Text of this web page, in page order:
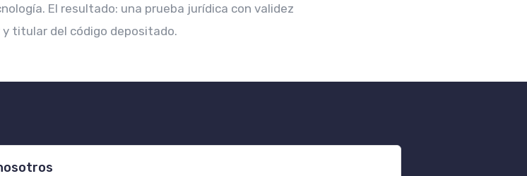
El resultado: una prueba jurídica con validez
titular del código depositado.